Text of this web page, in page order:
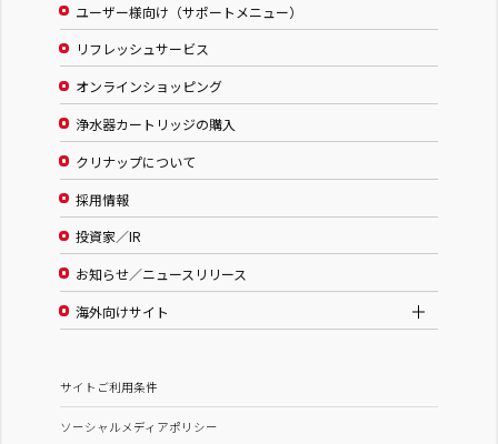
ユーザー様向け（サポートメニュー）
リフレッシュサービス
オンラインショッピング
浄水器カートリッジの購入
クリナップについて
採用情報
投資家／IR
お知らせ／ニュースリリース
海外向けサイト
サイトご利用条件
ソーシャルメディアポリシー